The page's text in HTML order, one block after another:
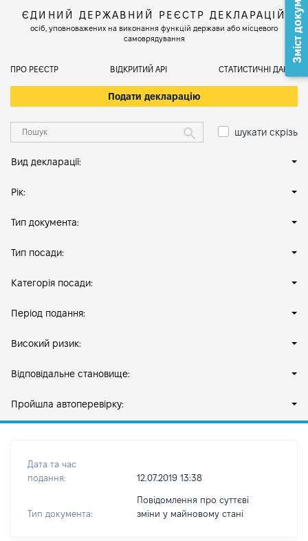
ЄДИНИЙ ДЕРЖАВНИЙ РЕЄСТР ДЕКЛАРАЦІЙ
осіб, уповноважених на виконання функцій держави або місцевого
самоврядування
ПРО РЕЄСТР ВІДКРИТИЙ АРІ СТАТИСТИЧНІ ДАНІ
Подати декларацію
шукати скрізь
Вид декларації:
Рік:
Тип документа:
Тип посади:
Категорія посади:
Період подання:
Високий ризик:
Відповідальне становище:
Пройшла автоперевірку:
Дата та час
подання:
12.07.2019 13:38
Тип документа:
Повідомлення про суттєві
зміни y майновому стані
Зміст документа